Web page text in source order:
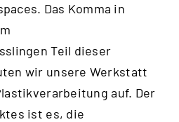
Das Komma in
Teil dieser
wir unsere Werkstatt
auf. Der
ist es, die